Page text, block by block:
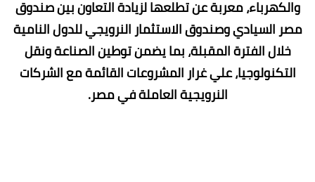
والكهرباء، معربة عن تطلعها لزيادة التعاون بين صندوق
مصر السيادي وصندوق الاستثمار النرويجي للدول النامية
خلال الفترة المقبلة، بما يضمن توطين الصناعة ونقل
التكنولوجيا، علي غرار المشروعات القائمة مع الشركات
النرويجية العاملة في مصر.